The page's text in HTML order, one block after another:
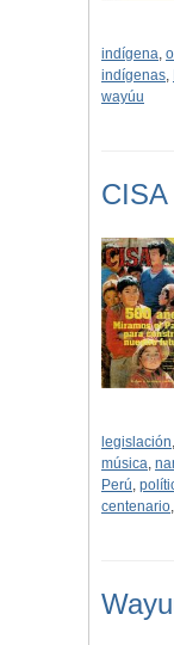
indígena,
indígenas,
wayúu
legislación,
música,
Perú,
centenario,